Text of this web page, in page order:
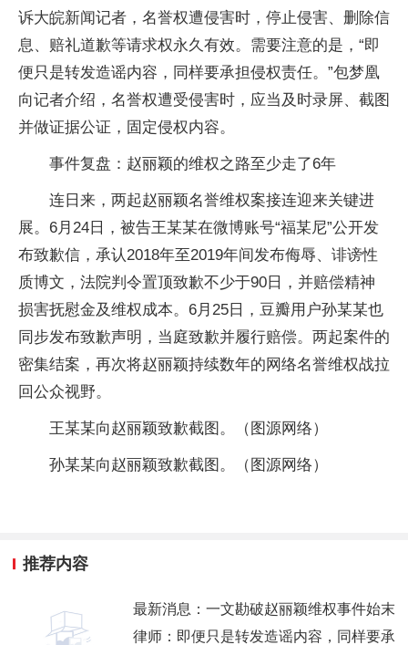
诉大皖新闻记者，名誉权遭侵害时，停止侵害、删除信
息、赔礼道歉等请求权永久有效。需要注意的是，“即
便只是转发造谣内容，同样要承担侵权责任。”包梦凰
向记者介绍，名誉权遭受侵害时，应当及时录屏、截图
并做证据公证，固定侵权内容。
事件复盘：赵丽颖的维权之路至少走了6年
连日来，两起赵丽颖名誉维权案接连迎来关键进
展。6月24日，被告王某某在微博账号“福某尼”公开发
布致歉信，承认2018年至2019年间发布侮辱、诽谤性
质博文，法院判令置顶致歉不少于90日，并赔偿精神
损害抚慰金及维权成本。6月25日，豆瓣用户孙某某也
同步发布致歉声明，当庭致歉并履行赔偿。两起案件的
密集结案，再次将赵丽颖持续数年的网络名誉维权战拉
回公众视野。
王某某向赵丽颖致歉截图。（图源网络）
孙某某向赵丽颖致歉截图。（图源网络）
推荐内容
最新消息：一文勘破赵丽颖维权事件始末
律师：即便只是转发造谣内容，同样要承